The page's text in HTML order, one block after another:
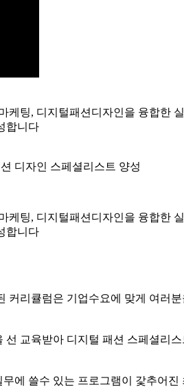
케팅, 디지털패션디자인을 융합한
합니다
디자인 스페셜리스트 양성
케팅, 디지털패션디자인을 융합한
합니다
커리큘럼은 기업수요에 맞게 여러
선 교육받아 디지털 패션 스페셜리
에 쓸수 있는 프로그램이 갗추어